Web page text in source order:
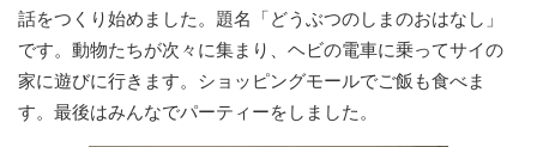
話をつくり始めました。題名「どうぶつのしまのおはなし」
です。動物たちが次々に集まり、ヘビの電車に乗ってサイの
家に遊びに行きます。ショッピングモールでご飯も食べま
す。最後はみんなでパーティーをしました。